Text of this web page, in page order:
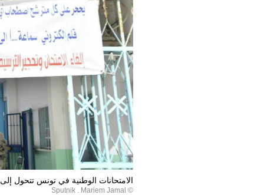
الامتحانات الوطنية في تونس تتحول
© Sputnik . Mariem Jamal